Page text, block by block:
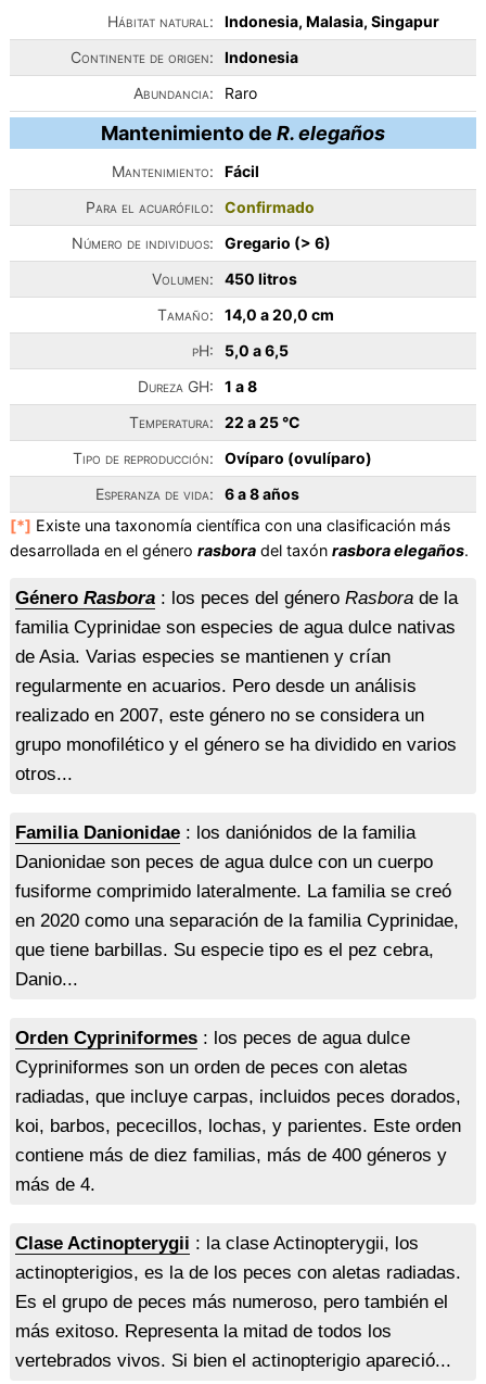
Hábitat natural:
Indonesia, Malasia, Singapur
Continente de origen:
Indonesia
Abundancia:
Raro
Mantenimiento de R. elegaños
Mantenimiento:
Fácil
Para el acuarófilo:
Confirmado
Número de individuos:
Gregario (> 6)
Volumen:
450 litros
Tamaño:
14,0 a 20,0 cm
pH:
5,0 a 6,5
Dureza GH:
1 a 8
Temperatura:
22 a 25 °C
Tipo de reproducción:
Ovíparo (ovulíparo)
Esperanza de vida:
6 a 8 años
[*] Existe una taxonomía científica con una clasificación más
desarrollada en el género rasboradel taxón rasbora elegaños.
Género Rasbora: los peces del género Rasborade la
familia Cyprinidae son especies de agua dulce nativas
de Asia. Varias especies se mantienen y crían
regularmente en acuarios. Pero desde un análisis
realizado en 2007, este género no se considera un
grupo monofilético y el género se ha dividido en varios
otros...
Familia Danionidae: los daniónidos de la familia
Danionidae son peces de agua dulce con un cuerpo
fusiforme comprimido lateralmente. La familia se creó
en 2020 como una separación de la familia Cyprinidae,
que tiene barbillas. Su especie tipo es el pez cebra,
Danio...
Orden Cypriniformes: los peces de agua dulce
Cypriniformes son un orden de peces con aletas
radiadas, que incluye carpas, incluidos peces dorados,
koi, barbos, pececillos, lochas, y parientes. Este orden
contiene más de diez familias, más de 400 géneros y
más de 4.
Clase Actinopterygii : la clase Actinopterygii, los
actinopterigios, es la de los peces con aletas radiadas.
Es el grupo de peces más numeroso, pero también el
más exitoso. Representa la mitad de todos los
vertebrados vivos. Si bien el actinopterigio apareció...